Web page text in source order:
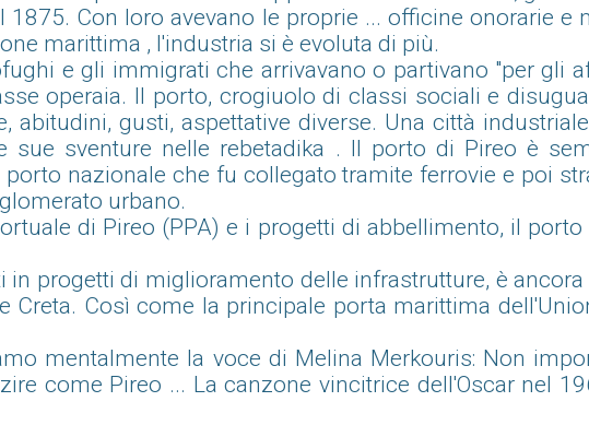
Con loro avevano le proprie ... officine onorarie e
marittima , l'industria si è evoluta di più.
e gli immigrati che arrivavano o partivano "per gli
operaia. Il porto, crogiuolo di classi sociali e
abitudini, gusti, aspettative diverse. Una città
sue sventure nelle rebetadika . Il porto di Pireo è
nazionale che fu collegato tramite ferrovie e poi
urbano.
di Pireo (PPA) e i progetti di abbellimento, il
progetti di miglioramento delle infrastrutture, è ancora
Creta. Così come la principale porta marittima
mentalmente la voce di Melina Merkouris: Non
come Pireo ... La canzone vincitrice dell'Oscar nel